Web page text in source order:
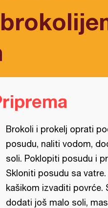
Brokoli i prokelj oprati
posudu, naliti vodom,
soli. Poklopiti posudu i
Skloniti posudu sa
kašikom izvaditi povrće.
dodati još malo soli,